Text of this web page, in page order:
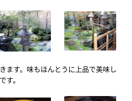
ます。味もほんとうに上品で美味し
す。